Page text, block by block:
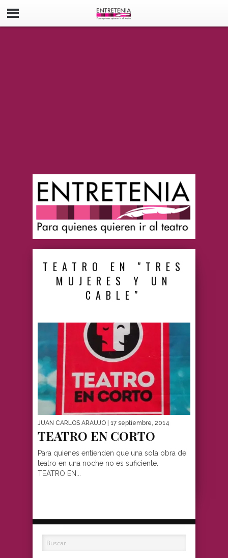
TEATRO EN "TRES
MUJERES Y UN
CABLE"
JUAN CARLOS ARAUJO | 17 septiembre, 2014
TEATRO EN CORTO
Para quienes entienden que una sola obra de
teatro en una noche no es suficiente.
TEATRO EN...